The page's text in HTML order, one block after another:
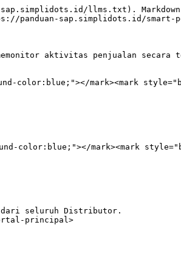
llms.txt).
panduan-sap.simplidots.id/
aktivitas penjualan secara
color:blue;"></mark><mark
color:blue;"></mark><mark
dari seluruh Distributor.
principal>